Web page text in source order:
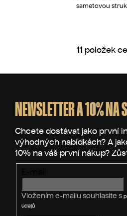
sametovou
O
l
a
c
í
p
r
v
v
11 položek
NEWSLETTER A 10% NA
Vložením e-mailu souhlasíte s
údajů